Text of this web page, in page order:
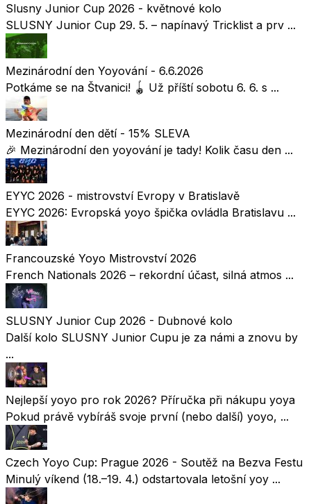
Slusny Junior Cup 2026 - květnové kolo
SLUSNY Junior Cup 29. 5. – napínavý Tricklist a prv ...
Mezinárodní den Yoyování - 6.6.2026
Potkáme se na Štvanici! 🪀 Už příští sobotu 6. 6. s ...
Mezinárodní den dětí - 15% SLEVA
🎉 Mezinárodní den yoyování je tady! Kolik času den ...
EYYC 2026 - mistrovství Evropy v Bratislavě
EYYC 2026: Evropská yoyo špička ovládla Bratislavu ...
Francouzské Yoyo Mistrovství 2026
French Nationals 2026 – rekordní účast, silná atmos ...
SLUSNY Junior Cup 2026 - Dubnové kolo
Další kolo SLUSNY Junior Cupu je za námi a znovu by
...
Nejlepší yoyo pro rok 2026? Příručka při nákupu yoya
Pokud právě vybíráš svoje první (nebo další) yoyo, ...
Czech Yoyo Cup: Prague 2026 - Soutěž na Bezva Festu
Minulý víkend (18.–19. 4.) odstartovala letošní yoy ...